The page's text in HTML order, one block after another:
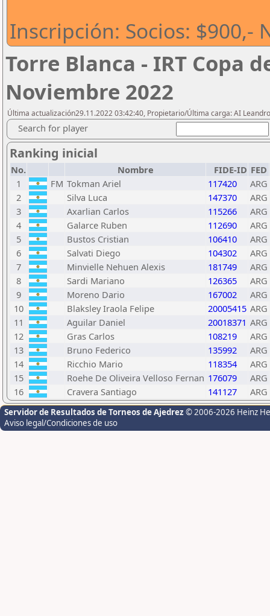
Inscripción: Socios: $900,-
Torre Blanca - IRT Copa
Noviembre 2022
Última actualización29.11.2022 03:42:40, Propietario/Última carga: AI
Search for player
Ranking inicial
No. Nombre FIDE-ID FED
1
FM Tokman Ariel 117420
ARG
2
Silva Luca 147370
ARG
3
Axarlian Carlos 115266
ARG
4
Galarce Ruben 112690
ARG
5
Bustos Cristian 106410
ARG
6
Salvati Diego 104302
ARG
7
Minvielle Nehuen Alexis 181749
ARG
8
Sardi Mariano 126365
ARG
9
Moreno Dario 167002
ARG
10
Blaksley Iraola Felipe 20005415 ARG
11
Aguilar Daniel 20018371 ARG
12
Gras Carlos 108219
ARG
13
Bruno Federico 135992
ARG
14
Ricchio Mario 118354
ARG
15
Roehe De Oliveira Velloso Fernan 176079
ARG
16
Cravera Santiago 141127 ARG
Servidor de Resultados de Torneos de Ajedrez © 2006-2026 Heinz
Aviso legal/Condiciones de uso